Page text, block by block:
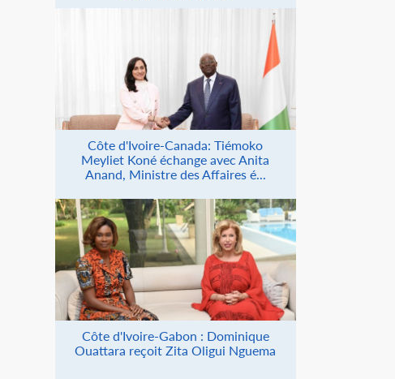
Côte d'Ivoire-Canada: Tiémoko
Meyliet Koné échange avec Anita
Anand, Ministre des Affaires é...
Côte d'Ivoire-Gabon : Dominique
Ouattara reçoit Zita Oligui Nguema